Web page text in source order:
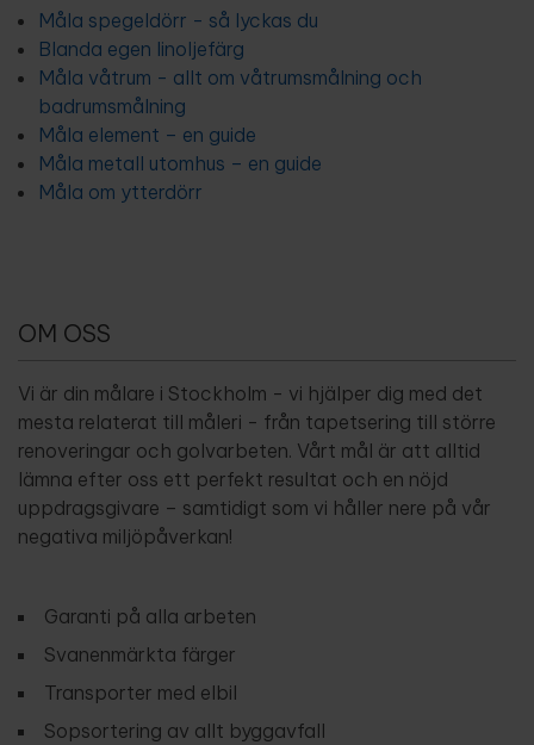
Måla spegeldörr - så lyckas du
Blanda egen linoljefärg
Måla våtrum - allt om våtrumsmålning och
badrumsmålning
Måla element – en guide
Måla metall utomhus – en guide
Måla om ytterdörr
OM OSS
Vi är din målare i Stockholm - vi hjälper dig med det
mesta relaterat till måleri - från tapetsering till större
renoveringar och golvarbeten. Vårt mål är att alltid
lämna efter oss ett perfekt resultat och en nöjd
uppdragsgivare – samtidigt som vi håller nere på vår
negativa miljöpåverkan!
Garanti på alla arbeten
Svanenmärkta färger
Transporter med elbil
Sopsortering av allt byggavfall